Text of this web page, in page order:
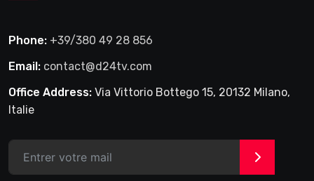
Phone: +39/380 49 28 856
Email: contact@d24tv.com
Office Address: Via Vittorio Bottego 15, 20132 Milano,
Italie
>